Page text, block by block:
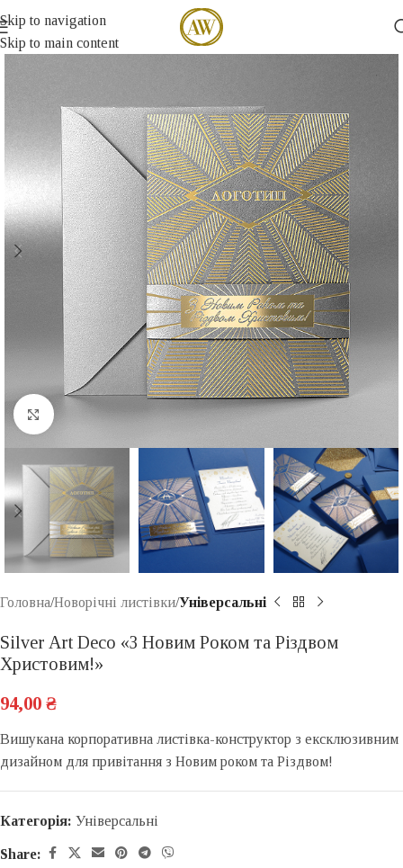
Skip to navigation
Skip to main content
Click to enlarge
Головна Новорічні листівки Універсальні
Silver Art Deco «З Новим Роком та Різдвом
Христовим!»
94,00 ₴
Вишукана корпоративна листівка-конструктор з ексклюзивним
дизайном для привітання з Новим роком та Різдвом!
Категорія: Універсальні
Share: